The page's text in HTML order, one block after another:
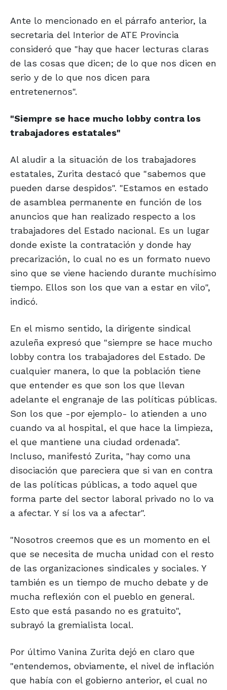
Ante lo mencionado en el párrafo anterior, la
secretaria del Interior de ATE Provincia
consideró que "hay que hacer lecturas claras
de las cosas que dicen; de lo que nos dicen en
serio y de lo que nos dicen para
entretenernos".
"Siempre se hace mucho lobby contra los
trabajadores estatales"
Al aludir a la situación de los trabajadores
estatales, Zurita destacó que "sabemos que
pueden darse despidos". "Estamos en estado
de asamblea permanente en función de los
anuncios que han realizado respecto a los
trabajadores del Estado nacional. Es un lugar
donde existe la contratación y donde hay
precarización, lo cual no es un formato nuevo
sino que se viene haciendo durante muchísimo
tiempo. Ellos son los que van a estar en vilo",
indicó.
En el mismo sentido, la dirigente sindical
azuleña expresó que "siempre se hace mucho
lobby contra los trabajadores del Estado. De
cualquier manera, lo que la población tiene
que entender es que son los que llevan
adelante el engranaje de las políticas públicas.
Son los que -por ejemplo- lo atienden a uno
cuando va al hospital, el que hace la limpieza,
el que mantiene una ciudad ordenada".
Incluso, manifestó Zurita, "hay como una
disociación que pareciera que si van en contra
de las políticas públicas, a todo aquel que
forma parte del sector laboral privado no lo va
a afectar. Y sí los va a afectar".
"Nosotros creemos que es un momento en el
que se necesita de mucha unidad con el resto
de las organizaciones sindicales y sociales. Y
también es un tiempo de mucho debate y de
mucha reflexión con el pueblo en general.
Esto que está pasando no es gratuito",
subrayó la gremialista local.
Por último Vanina Zurita dejó en claro que
"entendemos, obviamente, el nivel de inflación
que había con el gobierno anterior, el cual no